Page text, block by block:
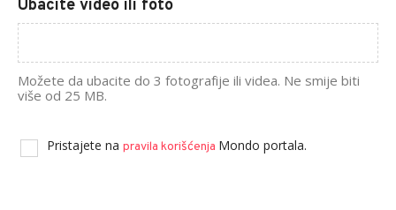
Ubacite video ili foto
Možete da ubacite do 3 fotografije ili videa. Ne smije biti
više od 25 MB.
Pristajete na pravila korišćenja Mondo portala.